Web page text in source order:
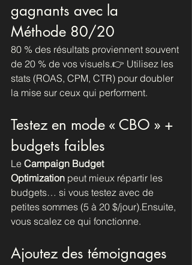
gagnants avec la
Méthode 80/20
80 % des résultats proviennent souvent
de 20 % de vos visuels.👉 Utilisez les
stats (ROAS, CPM, CTR) pour doubler
la mise sur ceux qui performent.
Testez en mode « CBO » +
budgets faibles
Le Campaign Budget
Optimization peut mieux répartir les
budgets… si vous testez avec de
petites sommes (5 à 20 $/jour).Ensuite,
vous scalez ce qui fonctionne.
Ajoutez des témoignages